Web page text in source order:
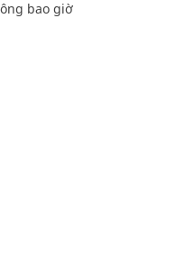
bao giờ